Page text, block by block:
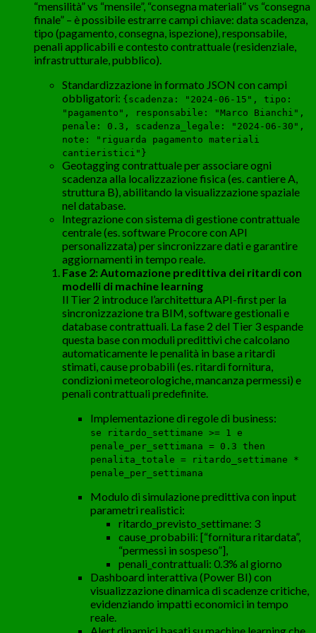
“mensilità” vs “mensile”, “consegna materiali” vs “consegna
finale” – è possibile estrarre campi chiave: data scadenza,
tipo (pagamento, consegna, ispezione), responsabile,
penali applicabili e contesto contrattuale (residenziale,
infrastrutturale, pubblico).
Standardizzazione in formato JSON con campi
obbligatori: {scadenza: "2024-06-15", tipo:
"pagamento", responsabile: "Marco Bianchi",
penale: 0.3, scadenza_legale: "2024-06-30",
note: "riguarda pagamento materiali
cantieristici"}
Geotagging contrattuale per associare ogni
scadenza alla localizzazione fisica (es. cantiere A,
struttura B), abilitando la visualizzazione spaziale
nel database.
Integrazione con sistema di gestione contrattuale
centrale (es. software Procore con API
personalizzata) per sincronizzare dati e garantire
aggiornamenti in tempo reale.
Fase 2: Automazione predittiva dei ritardi con
modelli di machine learning
Il Tier 2 introduce l’architettura API-first per la
sincronizzazione tra BIM, software gestionali e
database contrattuali. La fase 2 del Tier 3 espande
questa base con moduli predittivi che calcolano
automaticamente le penalità in base a ritardi
stimati, cause probabili (es. ritardi fornitura,
condizioni meteorologiche, mancanza permessi) e
penali contrattuali predefinite.
Implementazione di regole di business:
se ritardo_settimane >= 1 e
penale_per_settimana = 0.3 then
penalita_totale = ritardo_settimane *
penale_per_settimana
Modulo di simulazione predittiva con input
parametri realistici:
ritardo_previsto_settimane: 3
cause_probabili: [“fornitura ritardata”,
“permessi in sospeso”],
penali_contrattuali: 0.3% al giorno
Dashboard interattiva (Power BI) con
visualizzazione dinamica di scadenze critiche,
evidenziando impatti economici in tempo
reale.